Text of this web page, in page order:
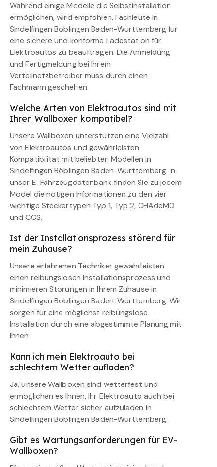
Während einige Modelle die Selbstinstallation
ermöglichen, wird empfohlen, Fachleute in
Sindelfingen Böblingen Baden-Württemberg für
eine sichere und konforme Ladestation für
Elektroautos zu beauftragen. Die Anmeldung
und Fertigmeldung bei Ihrem
Verteilnetzbetreiber muss durch einen
Fachmann geschehen.
Welche Arten von Elektroautos sind mit
Ihren Wallboxen kompatibel?
Unsere Wallboxen unterstützen eine Vielzahl
von Elektroautos und gewährleisten
Kompatibilität mit beliebten Modellen in
Sindelfingen Böblingen Baden-Württemberg. In
unser E-Fahrzeugdatenbank finden Sie zu jedem
Model die nötigen Informationen zu den vier
wichtige Steckertypen Typ 1, Typ 2, CHAdeMO
und CCS.
Ist der Installationsprozess störend für
mein Zuhause?
Unsere erfahrenen Techniker gewährleisten
einen reibungslosen Installationsprozess und
minimieren Störungen in Ihrem Zuhause in
Sindelfingen Böblingen Baden-Württemberg. Wir
sorgen für eine möglichst reibungslose
Installation durch eine abgestimmte Planung mit
Ihnen.
Kann ich mein Elektroauto bei
schlechtem Wetter aufladen?
Ja, unsere Wallboxen sind wetterfest und
ermöglichen es Ihnen, Ihr Elektroauto auch bei
schlechtem Wetter sicher aufzuladen in
Sindelfingen Böblingen Baden-Württemberg.
Gibt es Wartungsanforderungen für EV-
Wallboxen?